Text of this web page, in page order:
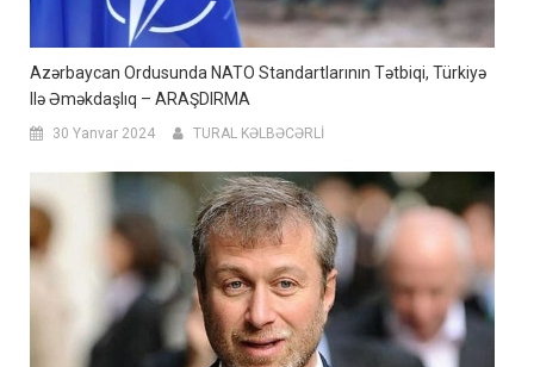
Azərbaycan Ordusunda NATO Standartlarının Tətbiqi, Türkiyə
Ilə Əməkdaşlıq – ARAŞDIRMA
30 Yanvar 2024 TURAL KƏLBƏCƏRLİ